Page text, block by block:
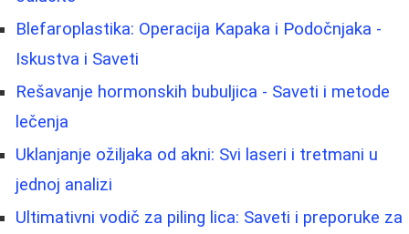
Blefaroplastika: Operacija Kapaka i Podočnjaka -
Iskustva i Saveti
Rešavanje hormonskih bubuljica - Saveti i metode
lečenja
Uklanjanje ožiljaka od akni: Svi laseri i tretmani u
jednoj analizi
Ultimativni vodič za piling lica: Saveti i preporuke za